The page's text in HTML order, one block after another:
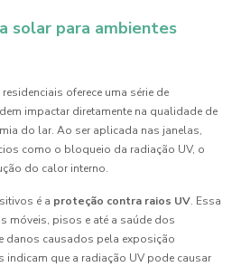
solar para ambientes
oferece uma série de
impactar diretamente na qualidade de
do lar. Ao ser aplicada nas janelas,
como o bloqueio da radiação UV, o
do calor interno.
é a proteção contra raios UV. Essa
móveis, pisos e até a saúde dos
danos causados pela exposição
que a radiação UV pode causar